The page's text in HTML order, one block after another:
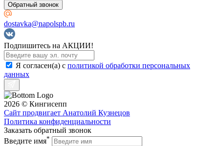
Обратный звонок
dostavka@napolspb.ru
Подпишитесь на АКЦИИ!
Я согласен(a) с политикой обработки персональных
данных
2026 © Кингисепп
Сайт продвигает Анатолий Кузнецов
Политика конфиденциальности
Заказать обратный звонок
Введите имя*